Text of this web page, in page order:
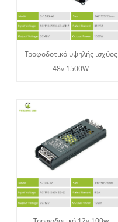
Τροφοδοτικό υψηλής ισχύος
48v 1500W